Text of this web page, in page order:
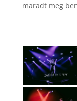
maradt meg